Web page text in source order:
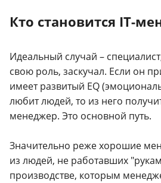
Кто становится IT-
Идеальный случай –
свою роль, заскучал. Если он
имеет развитый EQ
любит людей, то из него
менеджер. Это основной путь.
Значительно реже хорошие
из людей, не работавших
производстве, которым